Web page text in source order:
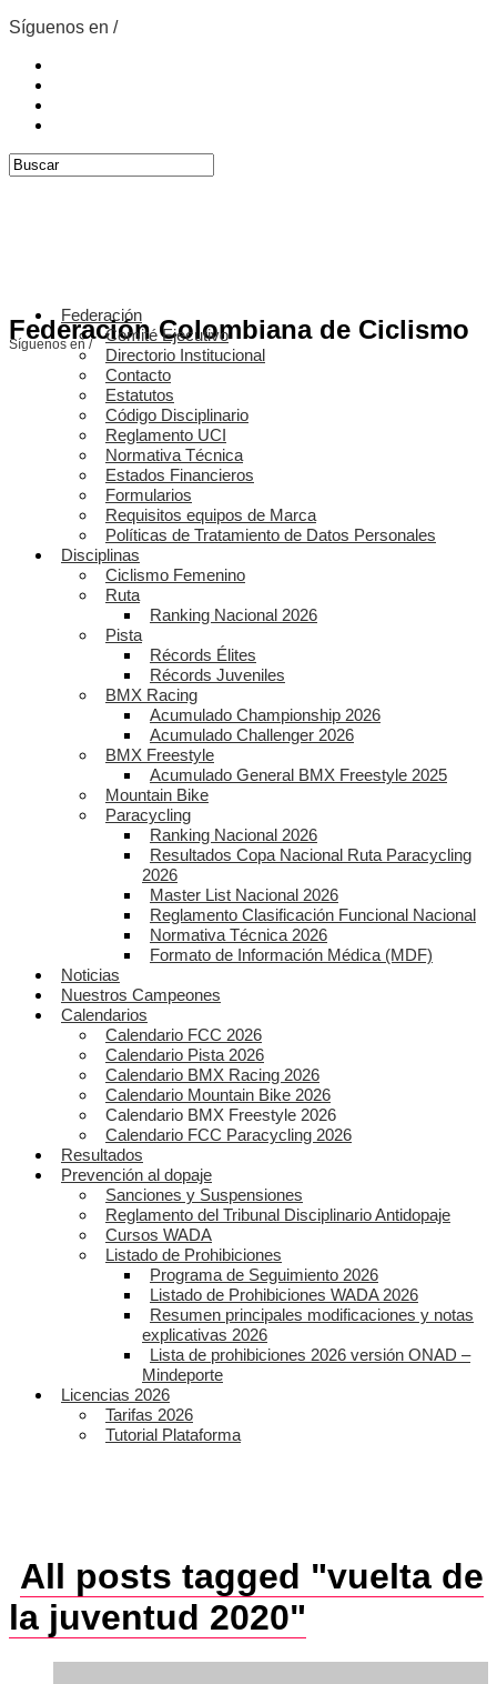
Síguenos en /
Federación Colombiana de Ciclismo
Síguenos en /
Federación
Comité Ejecutivo
Directorio Institucional
Contacto
Estatutos
Código Disciplinario
Reglamento UCI
Normativa Técnica
Estados Financieros
Formularios
Requisitos equipos de Marca
Políticas de Tratamiento de Datos Personales
Disciplinas
Ciclismo Femenino
Ruta
Ranking Nacional 2026
Pista
Récords Élites
Récords Juveniles
BMX Racing
Acumulado Championship 2026
Acumulado Challenger 2026
BMX Freestyle
Acumulado General BMX Freestyle 2025
Mountain Bike
Paracycling
Ranking Nacional 2026
Resultados Copa Nacional Ruta Paracycling
2026
Master List Nacional 2026
Reglamento Clasificación Funcional Nacional
Normativa Técnica 2026
Formato de Información Médica (MDF)
Noticias
Nuestros Campeones
Calendarios
Calendario FCC 2026
Calendario Pista 2026
Calendario BMX Racing 2026
Calendario Mountain Bike 2026
Calendario BMX Freestyle 2026
Calendario FCC Paracycling 2026
Resultados
Prevención al dopaje
Sanciones y Suspensiones
Reglamento del Tribunal Disciplinario Antidopaje
Cursos WADA
Listado de Prohibiciones
Programa de Seguimiento 2026
Listado de Prohibiciones WADA 2026
Resumen principales modificaciones y notas
explicativas 2026
Lista de prohibiciones 2026 versión ONAD –
Mindeporte
Licencias 2026
Tarifas 2026
Tutorial Plataforma
All posts tagged "vuelta de
la juventud 2020"